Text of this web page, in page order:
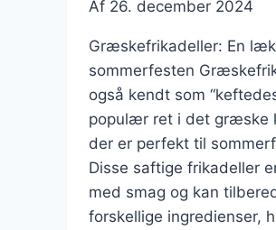
Af 26. december 2024
Græskefrikadeller: En
sommerfesten
også kendt som
populær ret i det græske
der er perfekt til
Disse saftige frikadeller
med smag og kan
forskellige ingredienser,